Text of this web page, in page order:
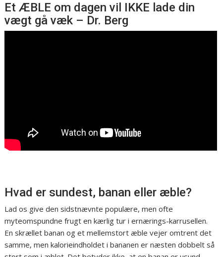
Et ÆBLE om dagen vil IKKE lade din
vægt gå væk – Dr. Berg
Hvad er sundest, banan eller æble?
Lad os give den sidstnævnte populære, men ofte
myteomspundne frugt en kærlig tur i ernærings-karrusellen.
En skrællet banan og et mellemstort æble vejer omtrent det
samme, men kalorieindholdet i bananen er næsten dobbelt så